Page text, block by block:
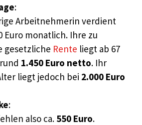
:
Arbeitnehmerin verdient
Euro monatlich. Ihre zu
gesetzliche Rente liegt ab 67
1.450 Euro netto. Ihr
liegt jedoch bei 2.000 Euro
:
also ca. 550 Euro.